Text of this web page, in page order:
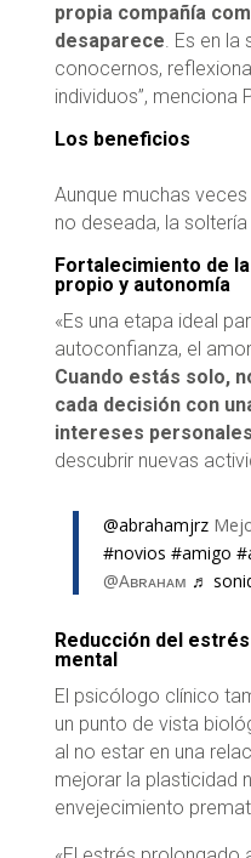
propia compañía
desaparece. Es en
conocernos,
individuos”, menciona
Los beneficios
Aunque muchas
no deseada, la
Fortalecimiento de
propio y autonomía
«Es una etapa ideal
autoconfianza, el
Cuando estás solo,
cada decisión con
intereses personales
descubrir nuevas
@abrahamjrz
#novios #amigo
@Aʙʀᴀʜᴀᴍ ♬
Reducción del
mental
El psicólogo clínico
un punto de vista
al no estar en una
mejorar la plasticidad
envejecimiento